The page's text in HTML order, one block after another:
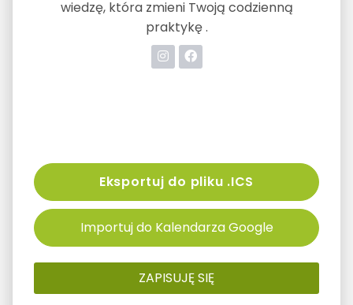
wiedzę, która zmieni Twoją codzienną
praktykę .
Eksportuj do pliku .ICS
Importuj do Kalendarza Google
ZAPISUJĘ SIĘ